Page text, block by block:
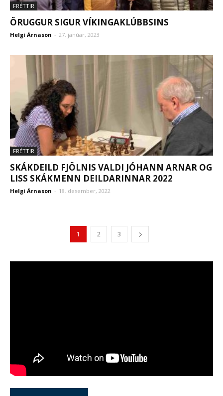
FRÉTTIR
ÖRUGGUR SIGUR VÍKINGAKLÚBBSINS
Helgi Árnason - 27. janúar, 2023
FRÉTTIR
SKÁKDEILD FJÖLNIS VALDI JÓHANN ARNAR OG
LISS SKÁKMENN DEILDARINNAR 2022
Helgi Árnason - 18. desember, 2022
1 2 3